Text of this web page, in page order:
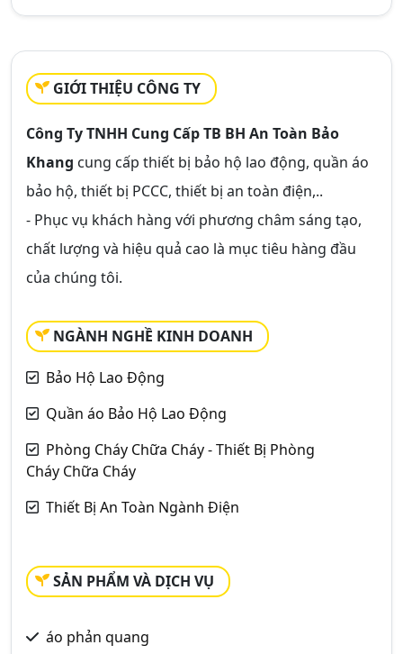
GIỚI THIỆU CÔNG TY
Công Ty TNHH Cung Cấp TB BH An Toàn Bảo
Khang cung cấp thiết bị bảo hộ lao động, quần áo
bảo hộ, thiết bị PCCC, thiết bị an toàn điện,..
- Phục vụ khách hàng với phương châm sáng tạo,
chất lượng và hiệu quả cao là mục tiêu hàng đầu
của chúng tôi.
NGÀNH NGHỀ KINH DOANH
Bảo Hộ Lao Động
Quần áo Bảo Hộ Lao Động
Phòng Cháy Chữa Cháy - Thiết Bị Phòng
Cháy Chữa Cháy
Thiết Bị An Toàn Ngành Điện
SẢN PHẨM VÀ DỊCH VỤ
áo phản quang